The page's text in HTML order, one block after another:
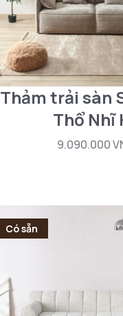
Thảm trải sàn
Thổ Nhĩ
9.090.000
Có sẵn